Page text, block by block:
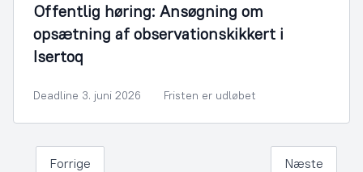
Offentlig høring: Ansøgning om
opsætning af observationskikkert i
Isertoq
Deadline 3. juni 2026 Fristen er udløbet
Forrige Næste